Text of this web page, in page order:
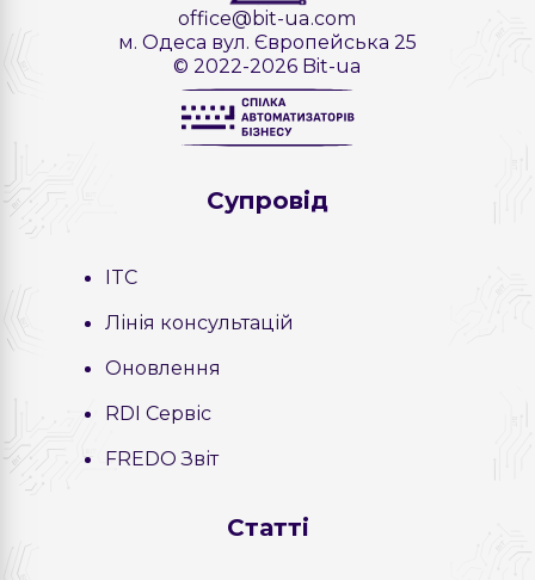
office@bit-ua.com
м. Одеса вул. Європейська 25
© 2022-2026 Bit-ua
Cупровід
ITC
Лінія консультацій
Оновлення
RDI Сервіс
FREDO Звіт
Статті